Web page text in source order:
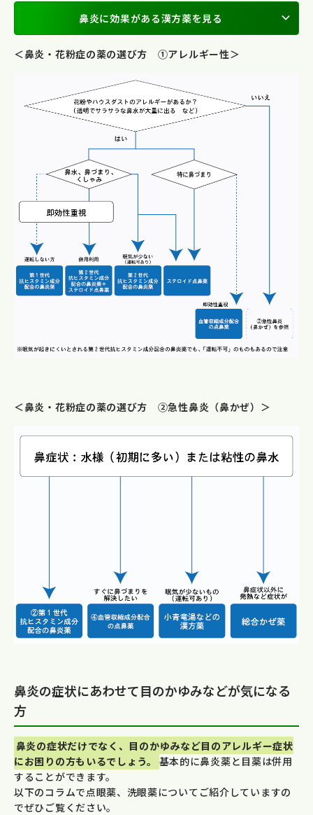
鼻炎に効果がある漢方薬を見る
＜鼻炎・花粉症の薬の選び方 ①アレルギー性＞
＜鼻炎・花粉症の薬の選び方 ②急性鼻炎（鼻かぜ）＞
鼻炎の症状にあわせて目のかゆみなどが気になる
方
鼻炎の症状だけでなく、目のかゆみなど目のアレルギー症状
にお困りの方もいるでしょう。
基本的に鼻炎薬と目薬は併用
することができます。
以下のコラムで点眼薬、洗眼薬についてご紹介していますの
でぜひご覧ください。